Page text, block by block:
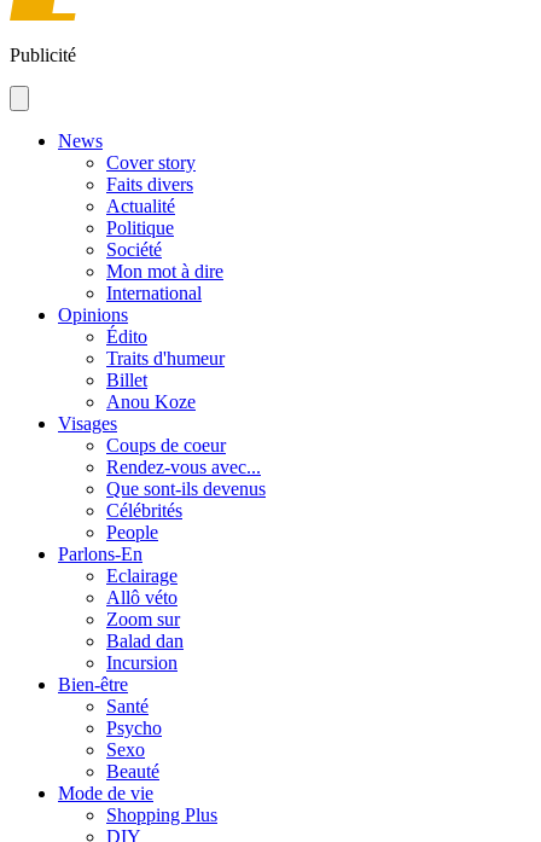
Publicité
News
Cover story
Faits divers
Actualité
Politique
Société
Mon mot à dire
International
Opinions
Édito
Traits d'humeur
Billet
Anou Koze
Visages
Coups de coeur
Rendez-vous avec...
Que sont-ils devenus
Célébrités
People
Parlons-En
Eclairage
Allô véto
Zoom sur
Balad dan
Incursion
Bien-être
Santé
Psycho
Sexo
Beauté
Mode de vie
Shopping Plus
DIY